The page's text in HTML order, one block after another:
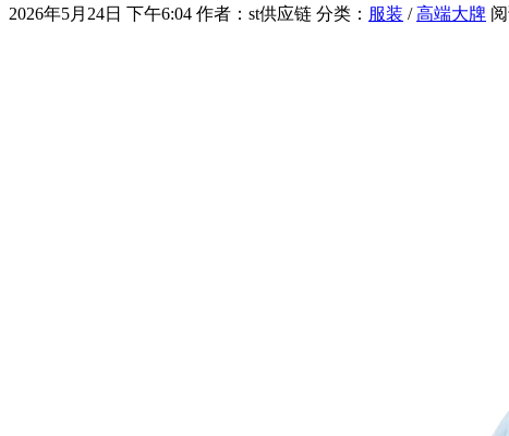
2026年5月24日 下午6:04 作者：st供应链 分类： 服装 /高端大牌